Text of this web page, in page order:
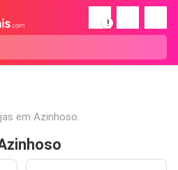
!
em Azinhoso.